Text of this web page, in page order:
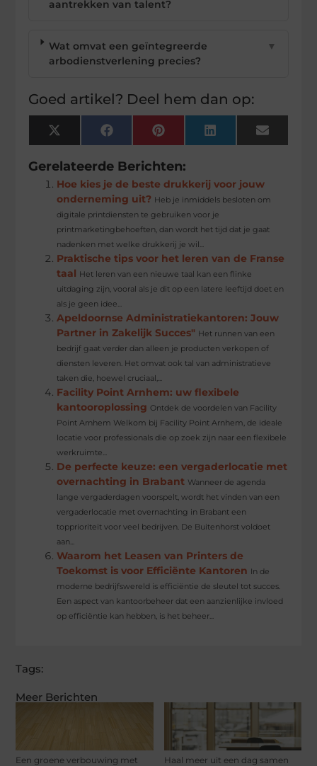
Meer Berichten
Een groene verbouwing met
Haal meer uit een dag samen
aantrekken van talent?
Wat omvat een geïntegreerde
arbodienstverlening precies?
▼
Goed artikel? Deel hem dan op:
X
(Twitter)
FacebookPinterest LinkedIn Email
Gerelateerde Berichten:
Hoe kies je de beste drukkerij voor jouw
onderneming uit? Heb je inmiddels besloten om
digitale printdiensten te gebruiken voor je
printmarketingbehoeften, dan wordt het tijd dat je gaat
nadenken met welke drukkerij je wil...
Praktische tips voor het leren van de Franse
taal Het leren van een nieuwe taal kan een flinke
uitdaging zijn, vooral als je dit op een latere leeftijd doet en
als je geen idee...
Apeldoornse Administratiekantoren: Jouw
Partner in Zakelijk Succes" Het runnen van een
bedrijf gaat verder dan alleen je producten verkopen of
diensten leveren. Het omvat ook tal van administratieve
taken die, hoewel cruciaal,...
Facility Point Arnhem: uw flexibele
kantooroplossing Ontdek de voordelen van Facility
Point Arnhem Welkom bij Facility Point Arnhem, de ideale
locatie voor professionals die op zoek zijn naar een flexibele
werkruimte...
De perfecte keuze: een vergaderlocatie met
overnachting in Brabant Wanneer de agenda
lange vergaderdagen voorspelt, wordt het vinden van een
vergaderlocatie met overnachting in Brabant een
topprioriteit voor veel bedrijven. De Buitenhorst voldoet
aan...
Waarom het Leasen van Printers de
Toekomst is voor Efficiënte Kantoren In de
moderne bedrijfswereld is efficiëntie de sleutel tot succes.
Een aspect van kantoorbeheer dat een aanzienlijke invloed
op efficiëntie kan hebben, is het beheer...
Tags: